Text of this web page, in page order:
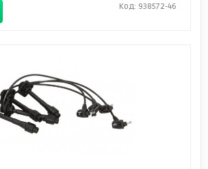
Код: 938572-46